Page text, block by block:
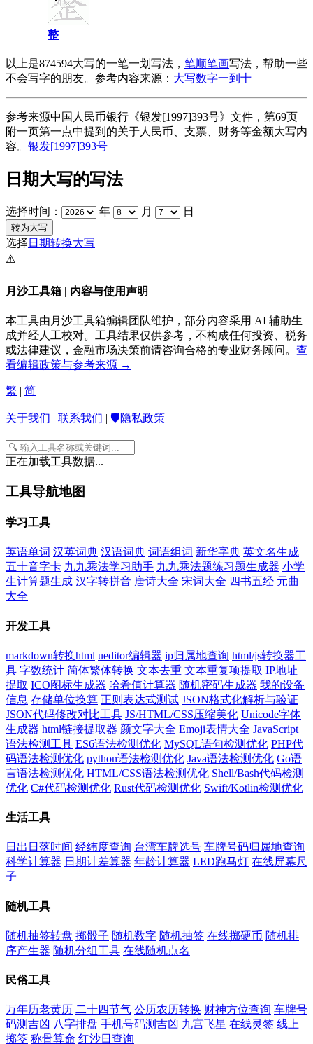
整
以上是874594大写的一笔一划写法， 笔顺笔画写法，帮助一些
不会写字的朋友。参考内容来源： 大写数字一到十
参考来源中国人民币银行《银发[1997]393号》文件，第69页
附一页第一点中提到的关于人民币、支票、财务等金额大写内
容。 银发[1997]393号
日期大写的写法
选择时间： 年 月 日
选择 日期转换大写
⚠️
月沙工具箱 | 内容与使用声明
本工具由月沙工具箱编辑团队维护，部分内容采用 AI 辅助生
成并经人工校对。工具结果仅供参考，不构成任何投资、税务
或法律建议，金融市场决策前请咨询合格的专业财务顾问。 查
看编辑政策与参考来源 →
繁 | 简
关于我们 | 联系我们 | 🛡️隐私政策
正在加载工具数据...
工具导航地图
学习工具
英语单词 汉英词典 汉语词典 词语组词 新华字典 英文名生成
五十音字卡 九九乘法学习助手 九九乘法题练习题生成器 小学
生计算题生成 汉字转拼音 唐诗大全 宋词大全 四书五经 元曲
大全
开发工具
markdown转换html ueditor编辑器 ip归属地查询 html/js转换器工
具 字数统计 简体繁体转换 文本去重 文本重复项提取 IP地址
提取 ICO图标生成器 哈希值计算器 随机密码生成器 我的设备
信息 存储单位换算 正则表达式测试 JSON格式化解析与验证
JSON代码修改对比工具 JS/HTML/CSS压缩美化 Unicode字体
生成器 html链接提取器 颜文字大全 Emoji表情大全 JavaScript
语法检测工具 ES6语法检测优化 MySQL语句检测优化 PHP代
码语法检测优化 python语法检测优化 Java语法检测优化 Go语
言语法检测优化 HTML/CSS语法检测优化 Shell/Bash代码检测
优化 C#代码检测优化 Rust代码检测优化 Swift/Kotlin检测优化
生活工具
日出日落时间 经纬度查询 台湾车牌选号 车牌号码归属地查询
科学计算器 日期计差算器 年龄计算器 LED跑马灯 在线屏幕尺
子
随机工具
随机抽签转盘 掷骰子 随机数字 随机抽签 在线掷硬币 随机排
序产生器 随机分组工具 在线随机点名
民俗工具
万年历老黄历 二十四节气 公历农历转换 财神方位查询 车牌号
码测吉凶 八字排盘 手机号码测吉凶 九宫飞星 在线灵签 线上
掷筊 称骨算命 红沙日查询